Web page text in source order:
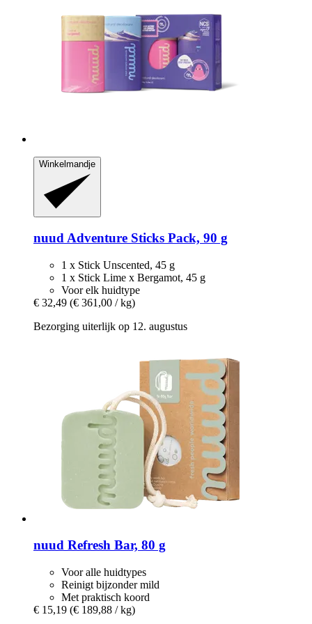
Winkelmandje
nuud Adventure Sticks Pack, 90 g
1 x Stick Unscented, 45 g
1 x Stick Lime x Bergamot, 45 g
Voor elk huidtype
€ 32,49 (€ 361,00 / kg)
Bezorging uiterlijk op 12. augustus
nuud Refresh Bar, 80 g
Voor alle huidtypes
Reinigt bijzonder mild
Met praktisch koord
€ 15,19 (€ 189,88 / kg)